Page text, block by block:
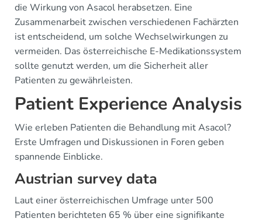
die Wirkung von Asacol herabsetzen. Eine
Zusammenarbeit zwischen verschiedenen Fachärzten
ist entscheidend, um solche Wechselwirkungen zu
vermeiden. Das österreichische E-Medikationssystem
sollte genutzt werden, um die Sicherheit aller
Patienten zu gewährleisten.
Patient Experience Analysis
Wie erleben Patienten die Behandlung mit Asacol?
Erste Umfragen und Diskussionen in Foren geben
spannende Einblicke.
Austrian survey data
Laut einer österreichischen Umfrage unter 500
Patienten berichteten 65 % über eine signifikante